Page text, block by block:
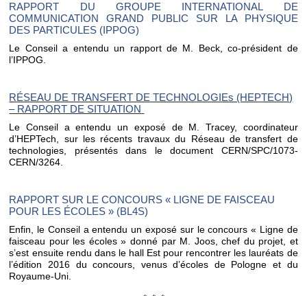
RAPPORT DU GROUPE INTERNATIONAL DE
COMMUNICATION GRAND PUBLIC SUR LA PHYSIQUE
DES PARTICULES (IPPOG)
Le Conseil a entendu un rapport de M. Beck, co-président de
l’IPPOG.
RÉSEAU DE TRANSFERT DE TECHNOLOGIEs (HEPTECH)
– RAPPORT DE SITUATION
Le Conseil a entendu un exposé de M. Tracey, coordinateur
d’HEPTech, sur les récents travaux du Réseau de transfert de
technologies, présentés dans le document CERN/SPC/1073-
CERN/3264.
RAPPORT SUR LE CONCOURS « LIGNE DE FAISCEAU
POUR LES ÉCOLES » (BL4S)
Enfin, le Conseil a entendu un exposé sur le concours « Ligne de
faisceau pour les écoles » donné par M. Joos, chef du projet, et
s’est ensuite rendu dans le hall Est pour rencontrer les lauréats de
l’édition 2016 du concours, venus d’écoles de Pologne et du
Royaume-Uni.